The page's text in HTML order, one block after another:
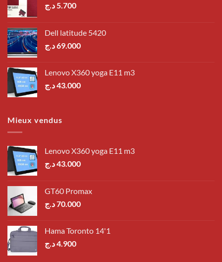
5.700د.ج
Dell latitude 5420
69.000د.ج
Lenovo X360 yoga E11 m3
43.000د.ج
Mieux vendus
Lenovo X360 yoga E11 m3
43.000د.ج
GT60 Promax
70.000د.ج
Hama Toronto 14'1
4.900د.ج